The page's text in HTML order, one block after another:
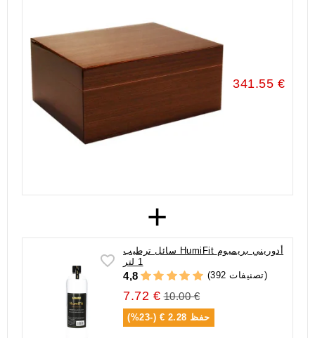
341.55 €
+
سائل ترطيب HumiFit أدوريني بريميوم
1 لتر
4,8 (392 تصنيفات)
7.72 € 10.00 €
حفظ 2.28 € (-23%)